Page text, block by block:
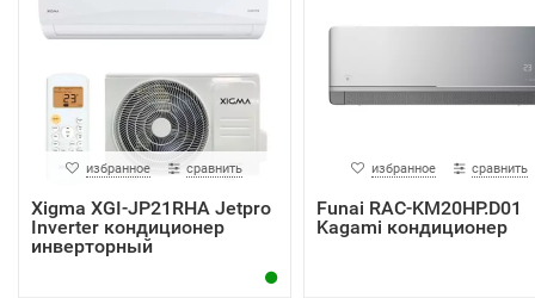
избранное сравнить
Xigma XGI-JP21RHA Jetpro
Inverter кондиционер
инверторный
избранное сравнить
Funai RAC-KM20HP.D01
Kagami кондиционер